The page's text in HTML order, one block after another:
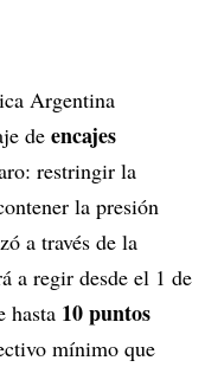
Argentina
de encajes
restringir la
la presión
a través de la
a regir desde el 1 de
hasta 10 puntos
mínimo que